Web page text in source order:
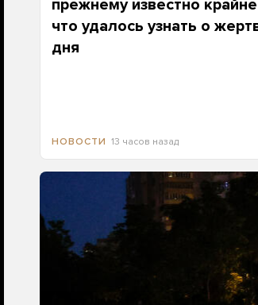
прежнему известно
что удалось узнать о
дня
НОВОСТИ 13 часов назад